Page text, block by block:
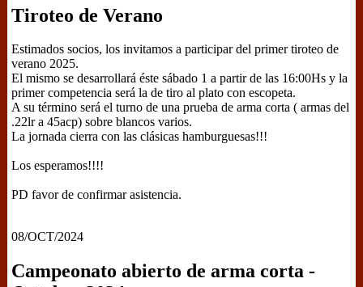
Tiroteo de Verano
Estimados socios, los invitamos a participar del primer tiroteo de
verano 2025.
El mismo se desarrollará éste sábado 1 a partir de las 16:00Hs y la
primer competencia será la de tiro al plato con escopeta.
A su término será el turno de una prueba de arma corta ( armas del
.22lr a 45acp) sobre blancos varios.
La jornada cierra con las clásicas hamburguesas!!!
Los esperamos!!!!
PD favor de confirmar asistencia.
08/OCT/2024
Campeonato abierto de arma corta -